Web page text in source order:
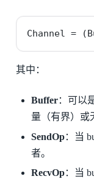
Channel =
其中：
Buffer：可以
量（有界）或
SendOp：当
者。
RecvOp：当